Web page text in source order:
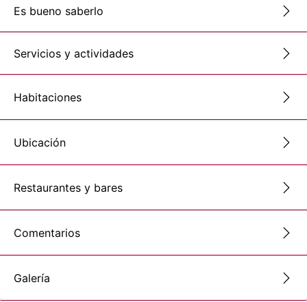
Es bueno saberlo
Servicios y actividades
Habitaciones
Ubicación
Restaurantes y bares
Comentarios
Galería